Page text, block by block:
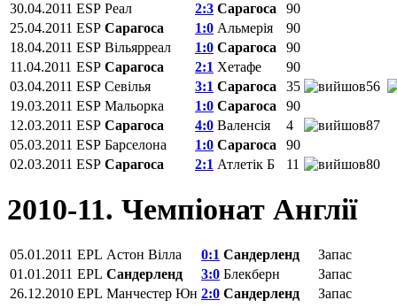
30.04.2011 ESP Реал 2:3 Сарагоса
90
25.04.2011 ESP Сарагоса 1:0 Альмерія
90
18.04.2011 ESP Вільярреал 1:0 Сарагоса
90
11.04.2011 ESP Сарагоса 2:1 Хетафе
90
03.04.2011 ESP Севілья 3:1 Сарагоса 35
56
19.03.2011 ESP Мальорка 1:0 Сарагоса
90
12.03.2011 ESP Сарагоса 4:0 Валенсія 4
87
05.03.2011 ESP Барселона 1:0 Сарагоса
90
02.03.2011 ESP Сарагоса 2:1 Атлетік Б 11 80
2010-11. Чемпіонат Англії
05.01.2011 EPL Астон Вілла 0:1 Сандерленд
Запас
01.01.2011 EPL Сандерленд 3:0 Блекберн
Запас
26.12.2010 EPL Манчестер Юн 2:0 Сандерленд
Запас